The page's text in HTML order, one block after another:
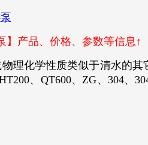
】产品、价格、参数等信息↑
理化学性质类似于清水的其
、QT600、ZG、304、